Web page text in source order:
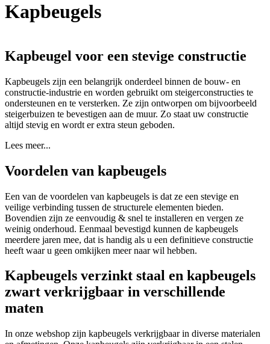
Kapbeugels
Kapbeugel voor een stevige constructie
Kapbeugels zijn een belangrijk onderdeel binnen de bouw- en
constructie-industrie en worden gebruikt om steigerconstructies te
ondersteunen en te versterken. Ze zijn ontworpen om bijvoorbeeld
steigerbuizen te bevestigen aan de muur. Zo staat uw constructie
altijd stevig en wordt er extra steun geboden.
Lees meer...
Voordelen van kapbeugels
Een van de voordelen van kapbeugels is dat ze een stevige en
veilige verbinding tussen de structurele elementen bieden.
Bovendien zijn ze eenvoudig & snel te installeren en vergen ze
weinig onderhoud. Eenmaal bevestigd kunnen de kapbeugels
meerdere jaren mee, dat is handig als u een definitieve constructie
heeft waar u geen omkijken meer naar wil hebben.
Kapbeugels verzinkt staal en kapbeugels
zwart verkrijgbaar in verschillende
maten
In onze webshop zijn kapbeugels verkrijgbaar in diverse materialen